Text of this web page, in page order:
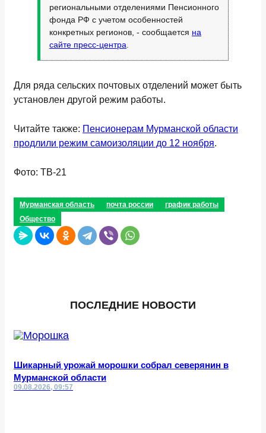
региональными отделениями Пенсионного
фонда РФ с учетом особенностей
конкретных регионов, - сообщается на
сайте пресс-центра
Для ряда сельских почтовых отделений может быть
установлен другой режим работы.
Читайте также: Пенсионерам Мурманской области
продлили режим самоизоляции до 12 ноября.
Фото: ТВ-21
Мурманская область почта россии
график работы
Общество
ПОСЛЕДНИЕ НОВОСТИ
Шикарный урожай морошки собрал северянин в
Мурманской области
09.08.2026, 09:57